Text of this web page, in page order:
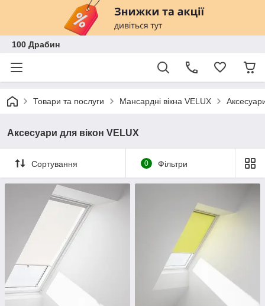
100 Драбин
Товари та послуги Мансардні вікна VELUX
Аксесуари для вікон VELUX
Сортування 0 Фільтри